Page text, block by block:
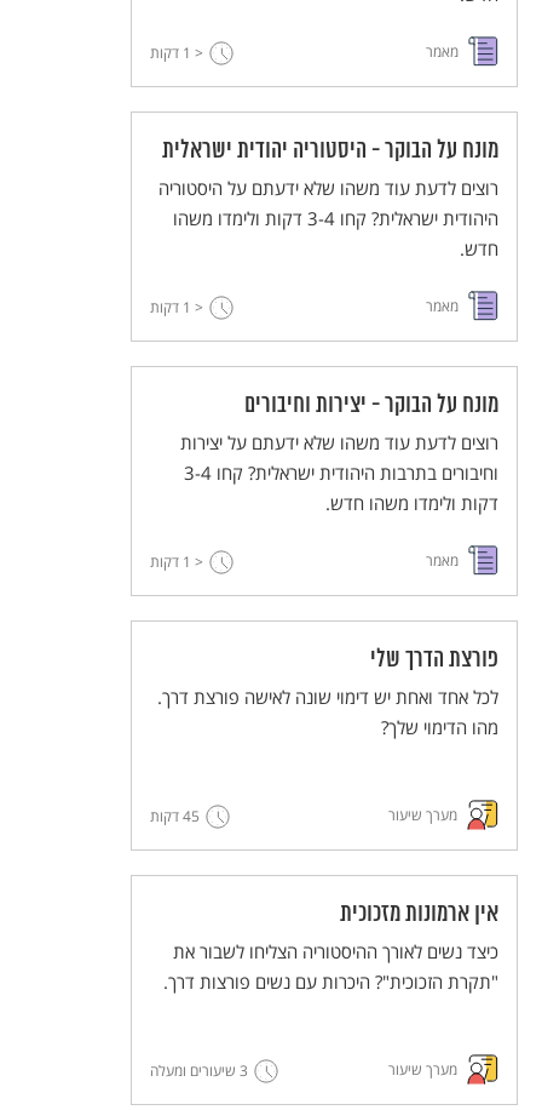
מאמר < 1 דקות
מונח על הבוקר - היסטוריה יהודית ישראלית
רוצים לדעת עוד משהו שלא ידעתם על היסטוריה
היהודית ישראלית? קחו 3-4 דקות ולימדו משהו
חדש.
מאמר < 1 דקות
מונח על הבוקר - יצירות וחיבורים
רוצים לדעת עוד משהו שלא ידעתם על יצירות
וחיבורים בתרבות היהודית ישראלית? קחו 3-4
דקות ולימדו משהו חדש.
מאמר < 1 דקות
פורצת הדרך שלי
לכל אחד ואחת יש דימוי שונה לאישה פורצת דרך.
מהו הדימוי שלך?
מערך שיעור 45 דקות
אין ארמונות מזכוכית
כיצד נשים לאורך ההיסטוריה הצליחו לשבור את
"תקרת הזכוכית"? היכרות עם נשים פורצות דרך.
מערך שיעור 3 שיעורים ומעלה